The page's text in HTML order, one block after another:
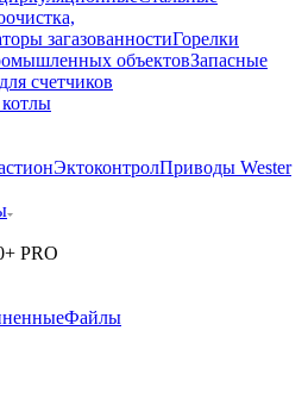
загазованностиГорелки
объектовЗапасные
счетчиков
ЭктоконтролПриводы Wester
PRO